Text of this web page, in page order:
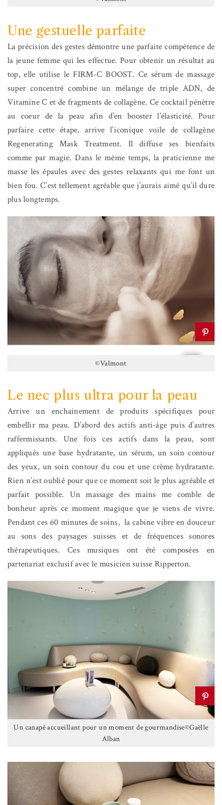
Une gestuelle parfaite
La précision des gestes démontre une parfaite compétence de
la jeune femme qui les effectue. Pour obtenir un résultat au
top, elle utilise le FIRM-C BOOST. Ce sérum de massage
super concentré combine un mélange de triple ADN, de
Vitamine C et de fragments de collagène. Ce cocktail pénètre
au coeur de la peau afin d’en booster l’élasticité. Pour
parfaire cette étape, arrive l’iconique voile de collagène
Regenerating Mask Treatment. Il diffuse ses bienfaits
comme par magie. Dans le même temps, la praticienne me
masse les épaules avec des gestes relaxants qui me font un
bien fou. C’est tellement agréable que j’aurais aimé qu’il dure
plus longtemps.
©Valmont
Le nec plus ultra pour la peau
Arrive un enchainement de produits spécifiques pour
embellir ma peau. D’abord des actifs anti-âge puis d’autres
raffermissants. Une fois ces actifs dans la peau, sont
appliqués une base hydratante, un sérum, un soin contour
des yeux, un soin contour du cou et une crème hydratante.
Rien n’est oublié pour que ce moment soit le plus agréable et
parfait possible. Un massage des mains me comble de
bonheur après ce moment magique que je viens de vivre.
Pendant ces 60 minutes de soins, la cabine vibre en douceur
au sons des paysages suisses et de fréquences sonores
thérapeutiques. Ces musiques ont été composées en
partenariat exclusif avec le musicien suisse Ripperton.
Un canapé accueillant pour un moment de gourmandise©Gaëlle
Alban